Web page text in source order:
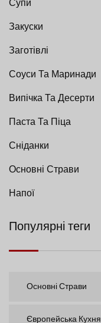
Супи
Закуски
Заготівлі
Соуси Та Маринади
Випічка Та Десерти
Паста Та Піца
Сніданки
Основні Страви
Напої
Популярні теги
Основні Страви
Європейська Кухня